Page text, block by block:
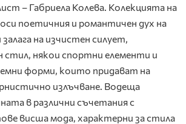
– Габриела Колева. Колекцията на
поетичния и романтичен дух на
на изчистен силует,
стил, някои спортни елементи и
форми, които придават на
излъчване. Водеща
в различни съчетания с
висша мода, характерни за стила